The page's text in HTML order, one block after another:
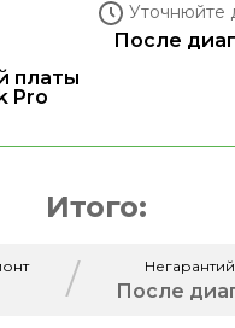
платы
Pro
Уточнюйте
После
Итого:
/ После